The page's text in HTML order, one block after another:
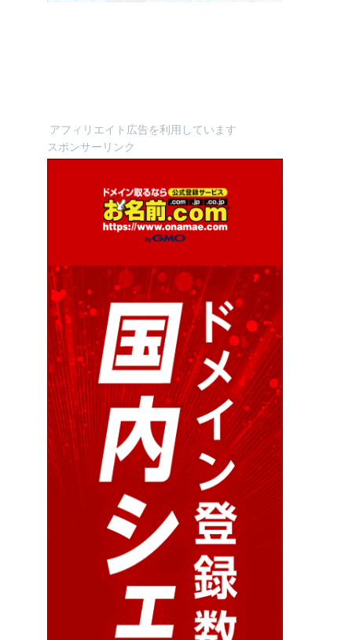
アフィリエイト広告を利用しています
スポンサーリンク